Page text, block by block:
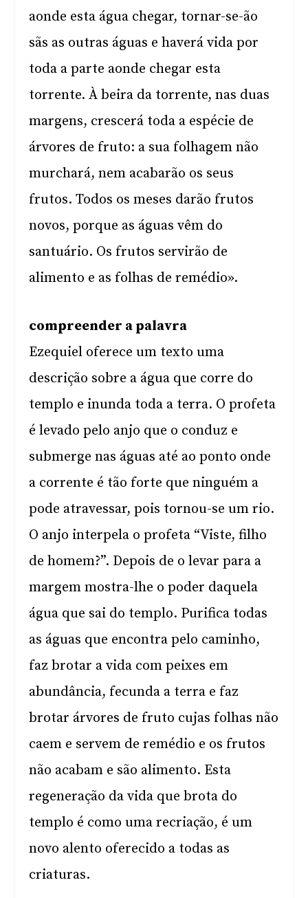
aonde esta água chegar, tornar-se-ão
sãs as outras águas e haverá vida por
toda a parte aonde chegar esta
torrente. À beira da torrente, nas duas
margens, crescerá toda a espécie de
árvores de fruto: a sua folhagem não
murchará, nem acabarão os seus
frutos. Todos os meses darão frutos
novos, porque as águas vêm do
santuário. Os frutos servirão de
alimento e as folhas de remédio».
compreender a palavra
Ezequiel oferece um texto uma
descrição sobre a água que corre do
templo e inunda toda a terra. O profeta
é levado pelo anjo que o conduz e
submerge nas águas até ao ponto onde
a corrente é tão forte que ninguém a
pode atravessar, pois tornou-se um rio.
O anjo interpela o profeta “Viste, filho
de homem?”. Depois de o levar para a
margem mostra-lhe o poder daquela
água que sai do templo. Purifica todas
as águas que encontra pelo caminho,
faz brotar a vida com peixes em
abundância, fecunda a terra e faz
brotar árvores de fruto cujas folhas não
caem e servem de remédio e os frutos
não acabam e são alimento. Esta
regeneração da vida que brota do
templo é como uma recriação, é um
novo alento oferecido a todas as
criaturas.